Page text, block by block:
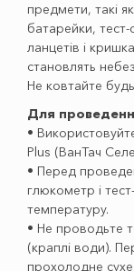
предмети, такі
батарейки,
ланцетів і
становлять
Не ковтайте
Для
•
Plus (ВанТач
• Перед
глюкометр і
температуру.
• Не проводьте
(краплі води).
прохолодне